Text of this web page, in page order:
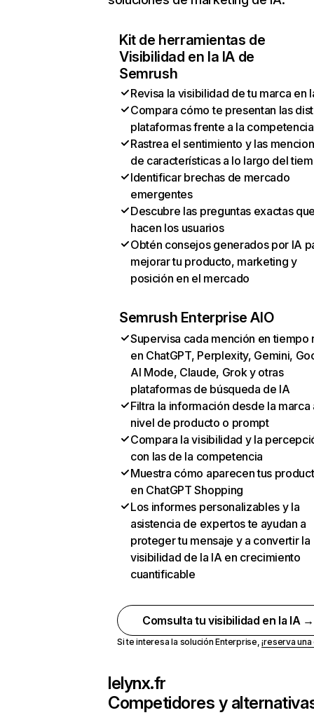
Kit de herramientas de
Visibilidad en la IA de
Semrush
Revisa la visibilidad de tu marca en
Compara cómo te presentan las
plataformas frente a la competencia
Rastrea el sentimiento y las
de características a lo largo del
Identificar brechas de mercado
emergentes
Descubre las preguntas exactas
hacen los usuarios
Obtén consejos generados por IA
mejorar tu producto, marketing y
posición en el mercado
Semrush Enterprise AIO
Supervisa cada mención en tiempo
en ChatGPT, Perplexity, Gemini,
AI Mode, Claude, Grok y otras
plataformas de búsqueda de IA
Filtra la información desde la marca
nivel de producto o prompt
Compara la visibilidad y la
con las de la competencia
Muestra cómo aparecen tus
en ChatGPT Shopping
Los informes personalizables y la
asistencia de expertos te ayudan a
proteger tu mensaje y a convertir la
visibilidad de la IA en crecimiento
cuantificable
Comsulta tu visibilidad en la IA →
Si te interesa la solución Enterprise,¡reserva
lelynx.fr
Competidores y